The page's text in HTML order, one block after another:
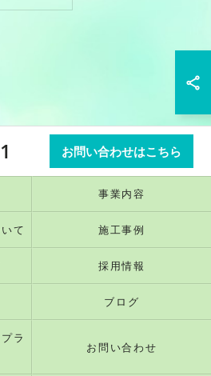
お問い合わせはこちら
事業内容
て 施工事例
採用情報
ブログ
ラ
お問い合わせ